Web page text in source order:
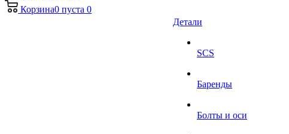
Корзина0 пуста 0
Детали
SCS
Баренды
Болты и оси